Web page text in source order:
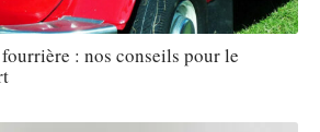
: nos conseils pour le